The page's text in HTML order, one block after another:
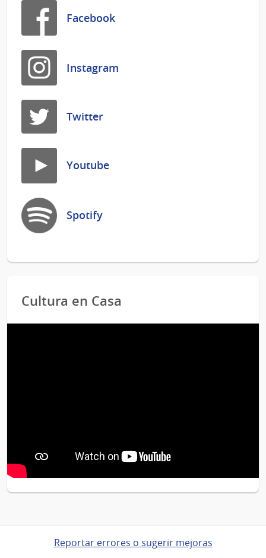
Facebook
Instagram
Twitter
Youtube
Spotify
Cultura en Casa
Reportar errores o sugerir mejoras